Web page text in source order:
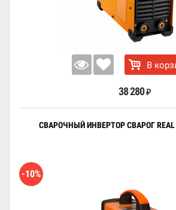
В
38 280 ₽
СВАРОЧНЫЙ ИНВЕРТОР СВАРОГ REAL
-10%